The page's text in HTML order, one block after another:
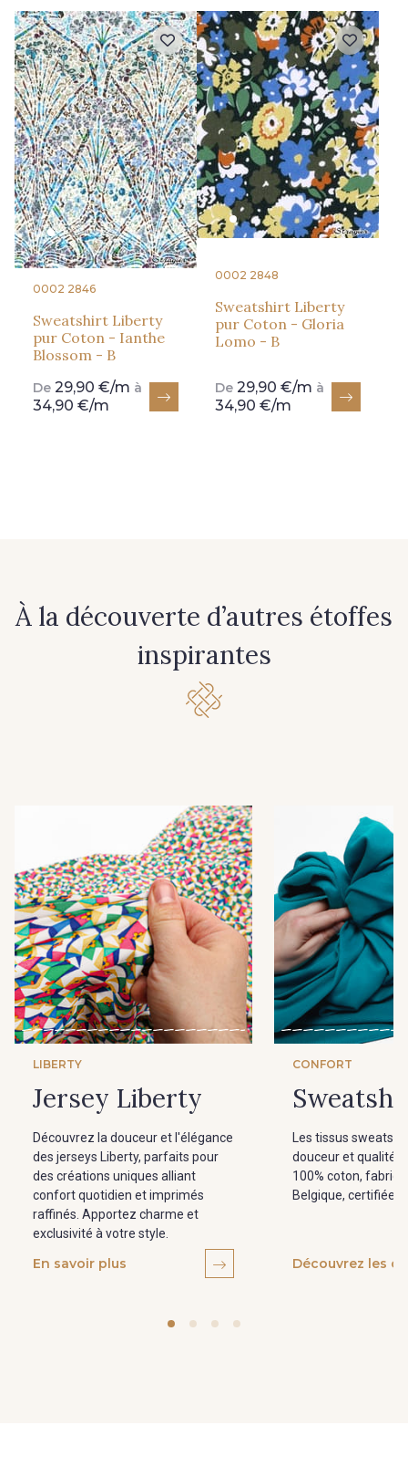
0002 2846
Sweatshirt Liberty
pur Coton - Ianthe
Blossom - B
De 29,90 €/m à
34,90 €/m
0002 2848
Sweatshirt Liberty
pur Coton - Gloria
Lomo - B
De 29,90 €/m à
34,90 €/m
À la découverte d’autres étoffes
inspirantes
LIBERTY
Jersey Liberty
Découvrez la douceur et l'élégance
des jerseys Liberty, parfaits pour
des créations uniques alliant
confort quotidien et imprimés
raffinés. Apportez charme et
exclusivité à votre style.
En savoir plus
CONFORT
Les tissus
douceur et qualité
100% coton,
Belgique, certifiées
Découvrez les